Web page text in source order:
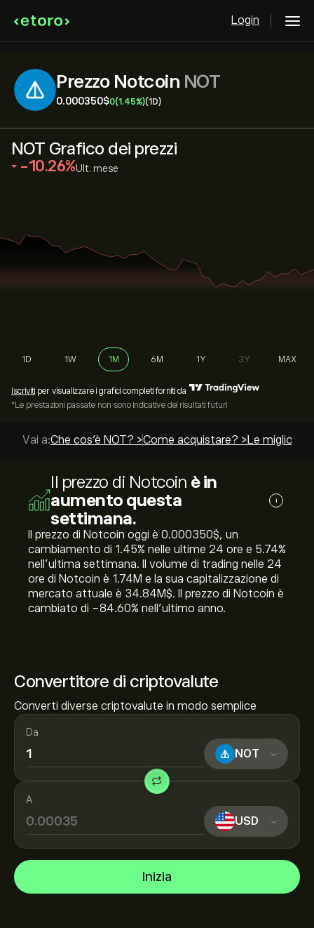
Login
Prezzo Notcoin NOT
0.000350‎$‎0(1.45%)(1D)
Convertitore di criptovalute
Converti diverse criptovalute in modo semplice
Da
NOT
A
USD
Inizia
NOT Grafico dei prezzi
‎-10.26‎ Ult. mese
1D 1W 1M 6M 1Y 3Y MAX
Iscriviti per visualizzare i grafici completi forniti da
*Le prestazioni passate non sono indicative dei risultati futuri
Vai a:Che cos'è NOT? >Come acquistare? > Le migliori
Il prezzo di Notcoin è in
aumento questa
settimana.
i
Il prezzo di Notcoin oggi è 0.000350‎$‎, un
cambiamento di ‎1.45‎% nelle ultime 24 ore e ‎5.74‎%
nell'ultima settimana. Il volume di trading nelle 24
ore di Notcoin è 1.74M e la sua capitalizzazione di
mercato attuale è 34.84M‎$‎. Il prezzo di Notcoin è
cambiato di ‎-84.60‎% nell'ultimo anno.